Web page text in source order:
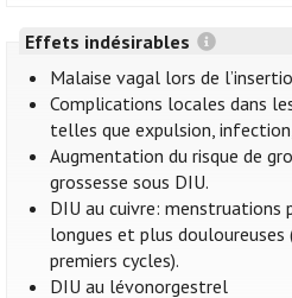
Effets indésirables
Malaise vagal lors de
Complications locales dans
telles que expulsion,
Augmentation du risque de
grossesse sous DIU.
DIU au cuivre: menstruations
longues et plus
premiers cycles).
DIU au lévonorgestrel